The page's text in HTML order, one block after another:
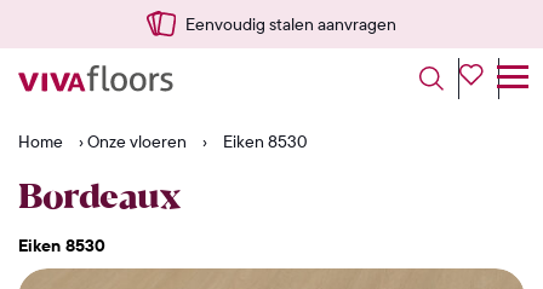
Eenvoudig stalen aanvragen
Home ›Onze vloeren › Eiken 8530
Bordeaux
Eiken 8530